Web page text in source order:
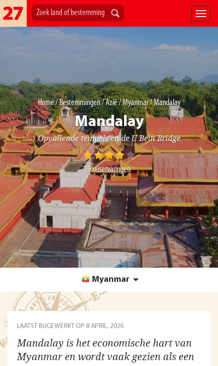
Home/Bestemmingen/Azië/Myanmar/ Mandalay
Mandalay
Opvallende tempels en de U Bein Bridge
9reiservaringen
Myanmar
LAATST BIJGEWERKT OP 8 APRIL, 2026
Mandalay is het economische hart van
Myanmar en wordt vaak gezien als een